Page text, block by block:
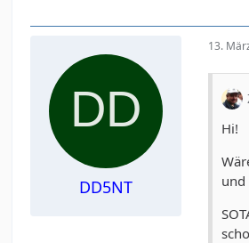
DD5NT
13.
Hi!
und